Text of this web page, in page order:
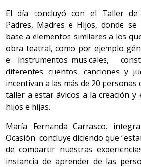
El día concluyó con el Taller de
Padres, Madres e Hijos, donde
base a elementos similares a los
obra teatral, como por ejemplo
e instrumentos musicales,
diferentes cuentos, canciones y
incentivan a las más de 20
taller a estar ávidos a la creación y
hijos e hijas.
María Fernanda Carrasco,
Ocasión concluye diciendo que
de compartir nuestras
instancia de aprender de las